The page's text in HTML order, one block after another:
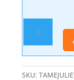
Julietta
cantidad
SKU: